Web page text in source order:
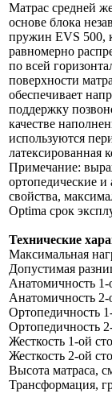
Матрас средней
основе блока
пружин EVS 500,
равномерно
по всей
поверхности
обеспечивает
поддержку
качестве
используются
латексированная
Примечание:
ортопедические и
свойства,
Optima срок
Технические
Максимальная
Допустимая
Анатомичность
Анатомичность
Ортопедичность
Ортопедичность
Жесткость 1-ой
Жесткость 2-ой
Высота матраса,
Трансформация,